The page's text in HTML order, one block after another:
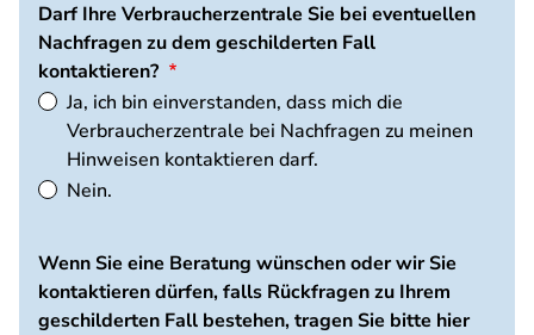
Darf Ihre Verbraucherzentrale Sie bei eventuellen
Nachfragen zu dem geschilderten Fall
kontaktieren?
Ja, ich bin einverstanden, dass mich die
Verbraucherzentrale bei Nachfragen zu meinen
Hinweisen kontaktieren darf.
Nein.
Wenn Sie eine Beratung wünschen oder wir Sie
kontaktieren dürfen, falls Rückfragen zu Ihrem
geschilderten Fall bestehen, tragen Sie bitte hier